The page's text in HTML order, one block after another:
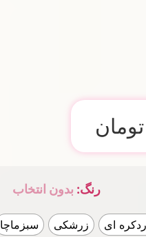
تومان
رنگ: بدون انتخاب
ای زرشکی سبزماچا